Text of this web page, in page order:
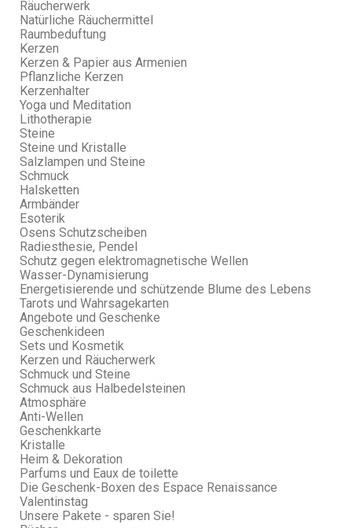
Räucherwerk
Natürliche Räuchermittel
Raumbeduftung
Kerzen
Kerzen & Papier aus Armenien
Pflanzliche Kerzen
Kerzenhalter
Yoga und Meditation
Lithotherapie
Steine
Steine und Kristalle
Salzlampen und Steine
Schmuck
Halsketten
Armbänder
Esoterik
Osens Schutzscheiben
Radiesthesie, Pendel
Schutz gegen elektromagnetische Wellen
Wasser-Dynamisierung
Energetisierende und schützende Blume des Lebens
Tarots und Wahrsagekarten
Angebote und Geschenke
Geschenkideen
Sets und Kosmetik
Kerzen und Räucherwerk
Schmuck und Steine
Schmuck aus Halbedelsteinen
Atmosphäre
Anti-Wellen
Geschenkkarte
Kristalle
Heim & Dekoration
Parfums und Eaux de toilette
Die Geschenk-Boxen des Espace Renaissance
Valentinstag
Unsere Pakete - sparen Sie!